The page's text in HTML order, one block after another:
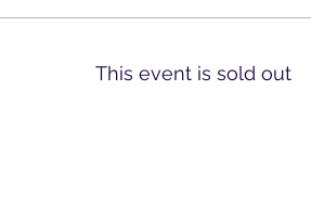
This event is sold out